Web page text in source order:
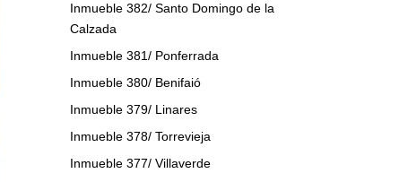
Inmueble 382/ Santo Domingo de la
Calzada
Inmueble 381/ Ponferrada
Inmueble 380/ Benifaió
Inmueble 379/ Linares
Inmueble 378/ Torrevieja
Inmueble 377/ Villaverde